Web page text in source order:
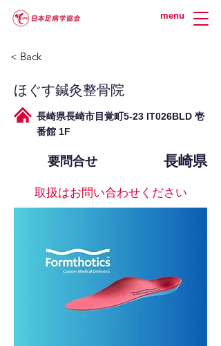
menu
< Back
ほぐす鍼灸整骨院
長崎県長崎市目覚町5-23 IT026BLD 壱
番館 1F
要問合せ 長崎県
取扱はお問い合わせください